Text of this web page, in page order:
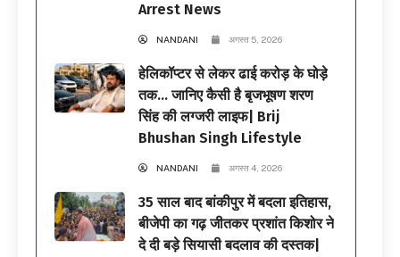
Arrest News
NANDANI अगस्त 5, 2026
हेलिकॉप्टर से लेकर ढाई करोड़ के घोड़े
तक… जानिए कैसी है बृजभूषण शरण
सिंह की लग्जरी लाइफ| Brij
Bhushan Singh Lifestyle
NANDANI अगस्त 4, 2026
35 साल बाद बांकीपुर में बदला इतिहास,
बीजेपी का गढ़ जीतकर प्रशांत किशोर ने
दे दी बड़े सियासी बदलाव की दस्तक|